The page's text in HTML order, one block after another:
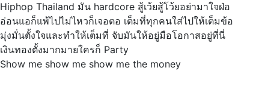
Hiphop Thailand มัน hardcore สู้เว้ยสู้โว้ยอย่ามาใจฝ่อ
อ่อนแอก็แพ้ไปไม่ไหวก็เจอตอ เต็มที่ทุกคนใส่ไปให้เต็มข้อ
มุ่งมั่นตั้งใจและทำให้เต็มที่ จับมันให้อยู่มือโอกาสอยู่ที่นี่
เงินทองตั้งมากมายใครก็ Party
Show me show me show me the money